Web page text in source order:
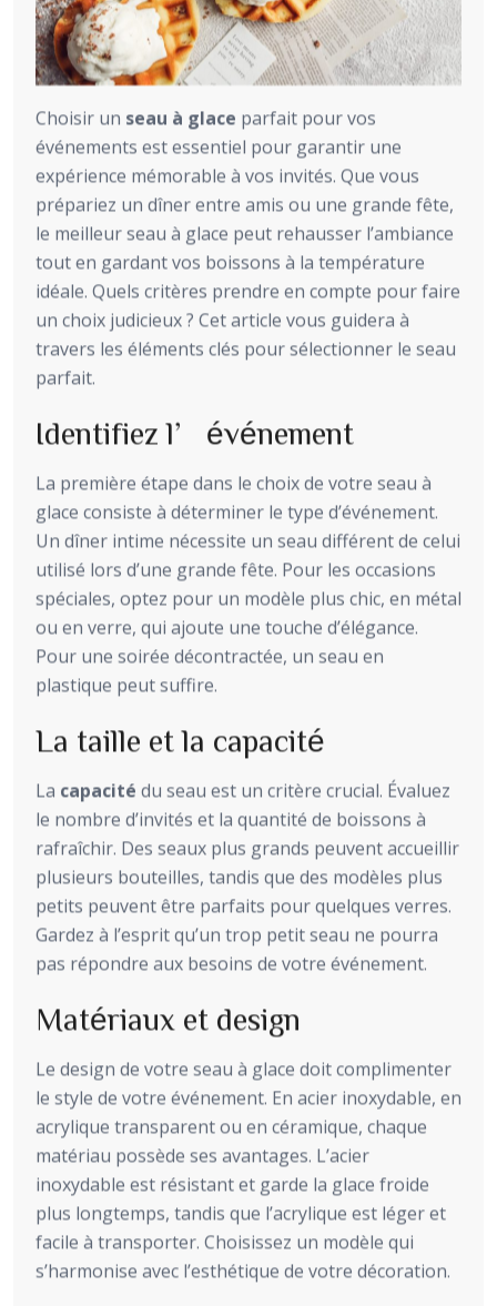
Choisir un seau à glace parfait pour vos
événements est essentiel pour garantir une
expérience mémorable à vos invités. Que vous
prépariez un dîner entre amis ou une grande fête,
le meilleur seau à glace peut rehausser l’ambiance
tout en gardant vos boissons à la température
idéale. Quels critères prendre en compte pour faire
un choix judicieux ? Cet article vous guidera à
travers les éléments clés pour sélectionner le seau
parfait.
Identifiez l’événement
La première étape dans le choix de votre seau à
glace consiste à déterminer le type d’événement.
Un dîner intime nécessite un seau différent de celui
utilisé lors d’une grande fête. Pour les occasions
spéciales, optez pour un modèle plus chic, en métal
ou en verre, qui ajoute une touche d’élégance.
Pour une soirée décontractée, un seau en
plastique peut suffire.
La taille et la capacité
La capacité du seau est un critère crucial. Évaluez
le nombre d’invités et la quantité de boissons à
rafraîchir. Des seaux plus grands peuvent accueillir
plusieurs bouteilles, tandis que des modèles plus
petits peuvent être parfaits pour quelques verres.
Gardez à l’esprit qu’un trop petit seau ne pourra
pas répondre aux besoins de votre événement.
Matériaux et design
Le design de votre seau à glace doit complimenter
le style de votre événement. En acier inoxydable, en
acrylique transparent ou en céramique, chaque
matériau possède ses avantages. L’acier
inoxydable est résistant et garde la glace froide
plus longtemps, tandis que l’acrylique est léger et
facile à transporter. Choisissez un modèle qui
s’harmonise avec l’esthétique de votre décoration.